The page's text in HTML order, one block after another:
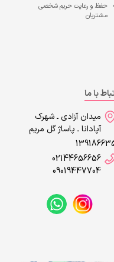
حفظ و رعایت حریم شخصی
مشتریان
با ما
میدان آزادی ـ شهرک
آپادانا ـ پاساژ گل مریم
02144656656
09019447704